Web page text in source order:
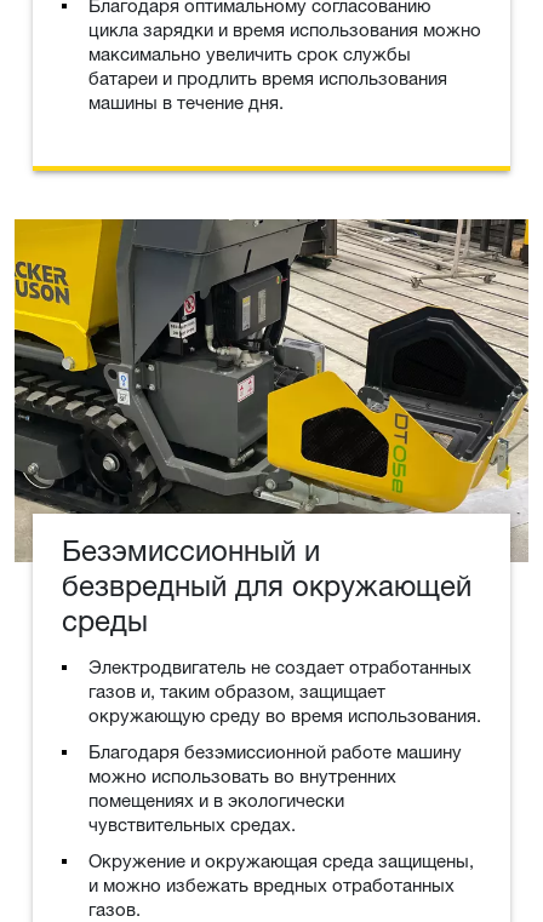
Благодаря оптимальному согласованию
цикла зарядки и время использования можно
максимально увеличить срок службы
батареи и продлить время использования
машины в течение дня.
Безэмиссионный и
безвредный для окружающей
среды
Электродвигатель не создает отработанных
газов и, таким образом, защищает
окружающую среду во время использования.
Благодаря безэмиссионной работе машину
можно использовать во внутренних
помещениях и в экологически
чувствительных средах.
Окружение и окружающая среда защищены,
и можно избежать вредных отработанных
газов.